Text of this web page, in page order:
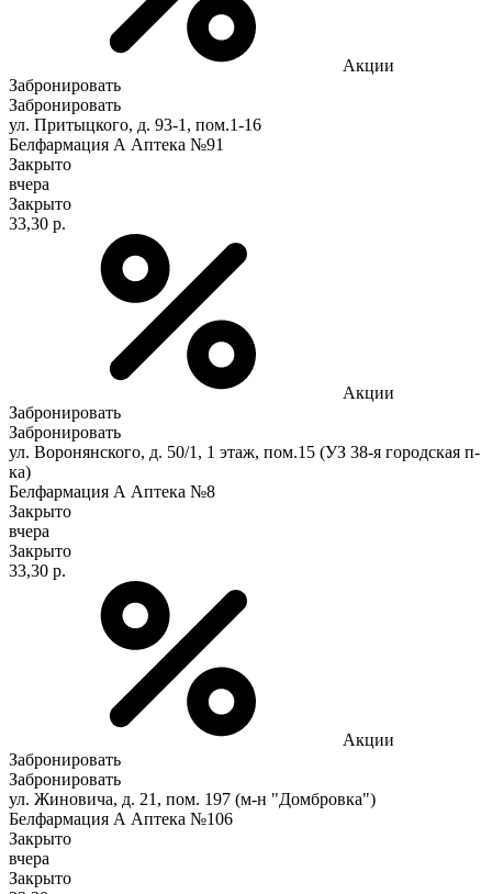
Акции
Забронировать
Забронировать
ул. Притыцкого, д. 93-1, пом.1-16
Белфармация А Аптека №91
Закрыто
вчера
Закрыто
33,30 р.
Акции
Забронировать
Забронировать
ул. Воронянского, д. 50/1, 1 этаж, пом.15 (УЗ 38-я городская п-
ка)
Белфармация А Аптека №8
Закрыто
вчера
Закрыто
33,30 р.
Акции
Забронировать
Забронировать
ул. Жиновича, д. 21, пом. 197 (м-н "Домбровка")
Белфармация А Аптека №106
Закрыто
вчера
Закрыто